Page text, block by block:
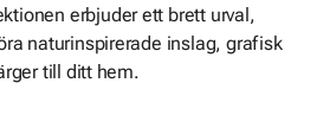
erbjuder ett brett urval,
naturinspirerade inslag, grafisk
till ditt hem.